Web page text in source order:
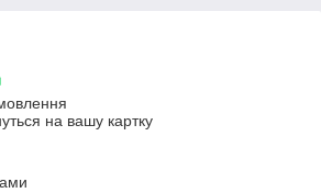
на вашу картку